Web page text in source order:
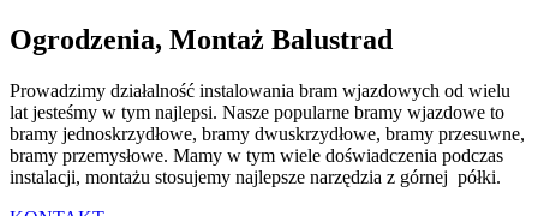
Ogrodzenia, Montaż Balustrad
Prowadzimy działalność instalowania bram wjazdowych od wielu
lat jesteśmy w tym najlepsi. Nasze popularne bramy wjazdowe to
bramy jednoskrzydłowe, bramy dwuskrzydłowe, bramy przesuwne,
bramy przemysłowe. Mamy w tym wiele doświadczenia podczas
instalacji, montażu stosujemy najlepsze narzędzia z górnej półki.